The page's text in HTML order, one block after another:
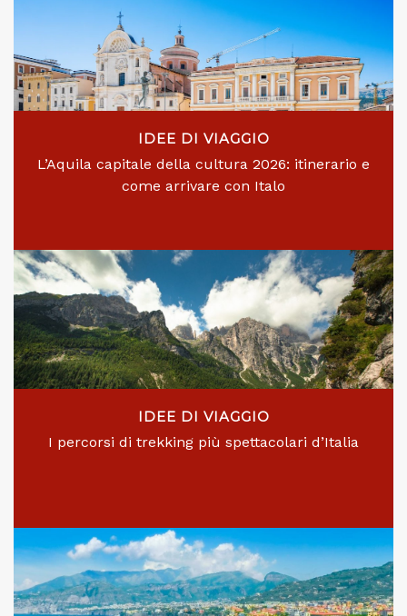
IDEE DI VIAGGIO
L’Aquila capitale della cultura 2026: itinerario e
come arrivare con Italo
IDEE DI VIAGGIO
I percorsi di trekking più spettacolari d’Italia